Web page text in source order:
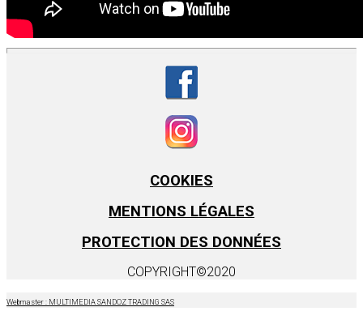
COOKIES
MENTIONS LÉGALES
PROTECTION DES DONNÉES
COPYRIGHT©2020
Webmaster : MULTIMEDIA SANDOZ TRADING SAS